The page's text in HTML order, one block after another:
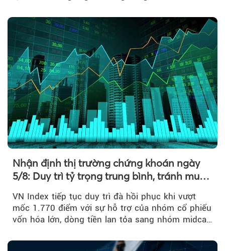
Nhận định thị trường chứng khoán ngày
5/8: Duy trì tỷ trọng trung bình, tránh mua
VN Index tiếp tục duy trì đà hồi phục khi vượt
mốc 1.770 điểm với sự hỗ trợ của nhóm cổ phiếu
vốn hóa lớn, dòng tiền lan tỏa sang nhóm midcap